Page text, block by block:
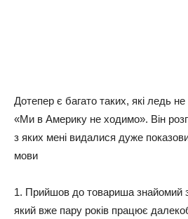
Дотепер є багато таких, які ледь
«Ми в Америку не ходимо». Він
з яких мені видалися дуже
мови
1. Прийшов до товариша знайомий з
який вже пару років працює